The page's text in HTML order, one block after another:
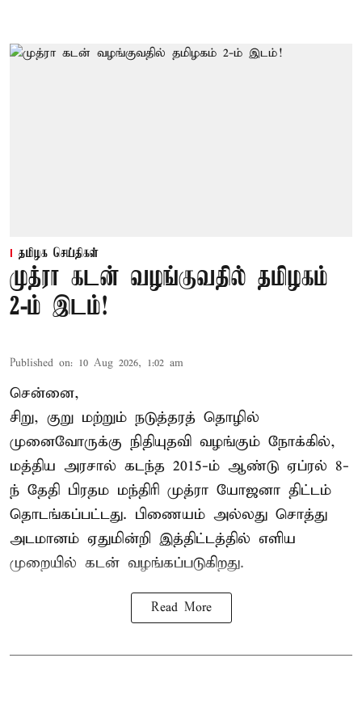
தமிழக செய்திகள்
முத்ரா கடன் வழங்குவதில் தமிழகம்
2-ம் இடம்!
Published on: 10 Aug 2026, 1:02 am
சென்னை,
சிறு, குறு மற்றும் நடுத்தரத் தொழில்
முனைவோருக்கு நிதியுதவி வழங்கும் நோக்கில்,
மத்திய அரசால் கடந்த 2015-ம் ஆண்டு ஏப்ரல் 8-
ந் தேதி பிரதம மந்திரி முத்ரா யோஜனா திட்டம்
தொடங்கப்பட்டது. பிணையம் அல்லது சொத்து
அடமானம் ஏதுமின்றி இத்திட்டத்தில் எளிய
முறையில் கடன் வழங்கப்படுகிறது.
Read More